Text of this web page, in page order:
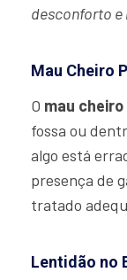
desconforto e
Mau Cheiro
O mau
fossa ou
algo está
presença de
tratado
Lentidão no